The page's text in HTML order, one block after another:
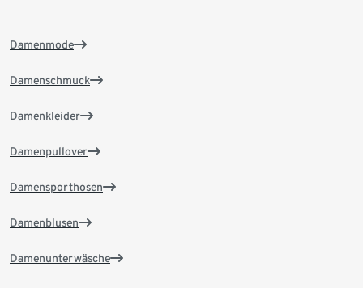
Damenmode
Damenschmuck
Damenkleider
Damenpullover
Damensporthosen
Damenblusen
Damenunterwäsche